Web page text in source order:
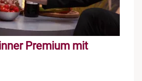
Premium mit